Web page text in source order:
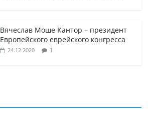
Вячеслав Моше Кантор – президент
Европейского еврейского конгресса
24.12.2020 1